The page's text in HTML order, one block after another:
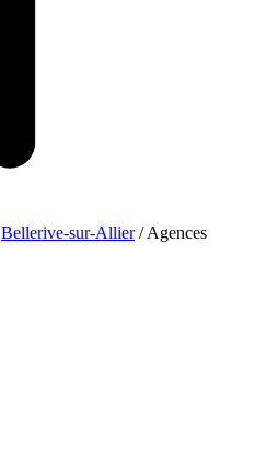
Bellerive-sur-Allier / Agences